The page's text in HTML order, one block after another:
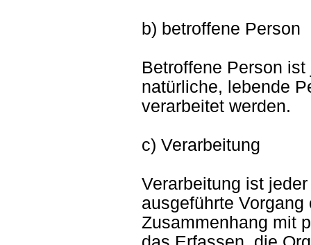
b) betroffene Person
Betroffene Person
natürliche, lebende
verarbeitet werden.
c) Verarbeitung
Verarbeitung ist
ausgeführte
Zusammenhang mit